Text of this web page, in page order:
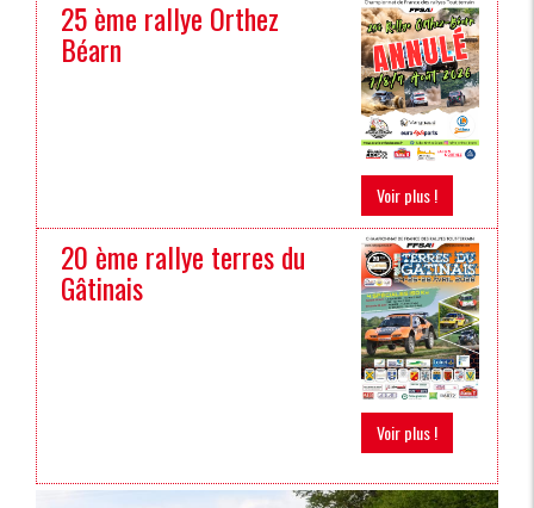
25 ème rallye Orthez
Béarn
Voir plus !
20 ème rallye terres du
Gâtinais
Voir plus !